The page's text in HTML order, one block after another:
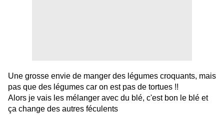
Une grosse envie de manger des légumes croquants, mais
pas que des légumes car on est pas de tortues !!
Alors je vais les mélanger avec du blé, c'est bon le blé et
ça change des autres féculents